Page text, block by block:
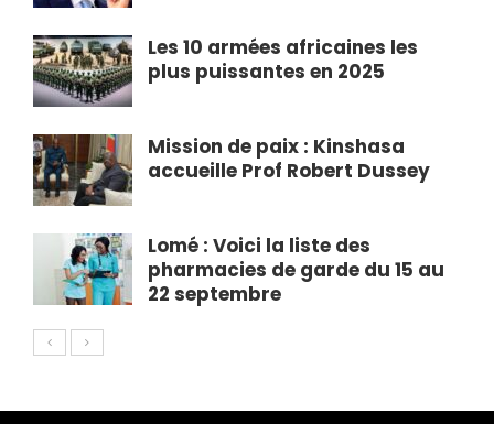
Les 10 armées africaines les
plus puissantes en 2025
Mission de paix : Kinshasa
accueille Prof Robert Dussey
Lomé : Voici la liste des
pharmacies de garde du 15 au
22 septembre